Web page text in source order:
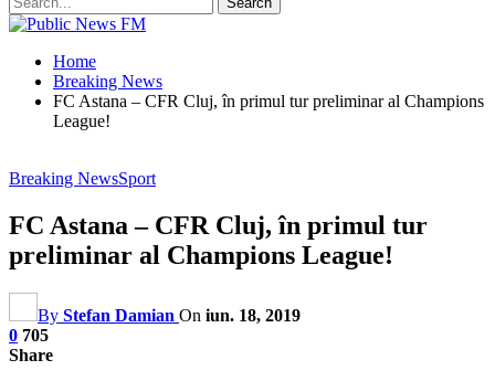
Home
Breaking News
FC Astana – CFR Cluj, în primul tur preliminar al Champions
League!
Breaking NewsSport
FC Astana – CFR Cluj, în primul tur
preliminar al Champions League!
By Stefan Damian On iun. 18, 2019
0 705
Share